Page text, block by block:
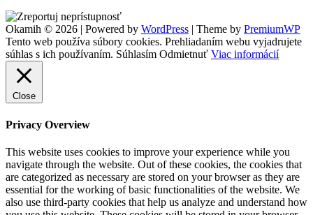
Footer
Widgets
Okamih © 2026 | Powered by WordPress | Theme by PremiumWP
Tento web používa súbory cookies. Prehliadaním webu vyjadrujete
súhlas s ich používaním. Súhlasím Odmietnuť Viac informácií
Close
Privacy Overview
This website uses cookies to improve your experience while you
navigate through the website. Out of these cookies, the cookies that
are categorized as necessary are stored on your browser as they are
essential for the working of basic functionalities of the website. We
also use third-party cookies that help us analyze and understand how